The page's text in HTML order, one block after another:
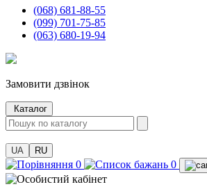
(068) 681-88-55
(099) 701-75-85
(063) 680-19-94
Замовити дзвінок
Каталог
UA RU
0 0